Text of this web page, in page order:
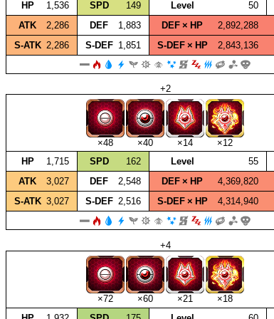
HP
1,536 SPD 149 Level 50
ATK
2,286 DEF 1,883 DEF × HP
2,892,288
S‑ATK 2,286 S‑DEF 1,851 S‑DEF × HP 2,843,136
+2
×48 ×40 ×14
×12
HP
1,715 SPD 162 Level 55
ATK
3,027 DEF 2,548 DEF × HP
4,369,820
S‑ATK 3,027 S‑DEF 2,516 S‑DEF × HP 4,314,940
+4
×72 ×60 ×21
×18